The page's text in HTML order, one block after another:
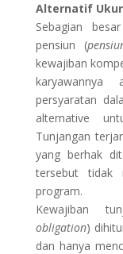
Alternatif
Sebagian
pensiun (
kewajiban
persyaratan
alternative
Tunjangan
yang berhak
tersebut tidak
program.
Kewajiban
obligation)
dan hanya